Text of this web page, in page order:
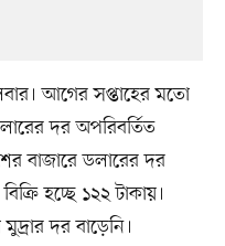
আগের সপ্তাহের মতো
দর অপরিবর্তিত
বাজারে ডলারের দর
হচ্ছে ১২২ টাকায়।
দর বাড়েনি।